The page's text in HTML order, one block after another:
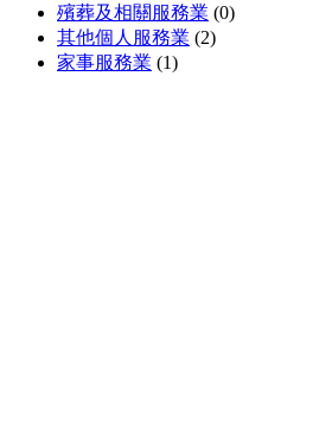
殯葬及相關服務業 (0)
其他個人服務業 (2)
家事服務業 (1)